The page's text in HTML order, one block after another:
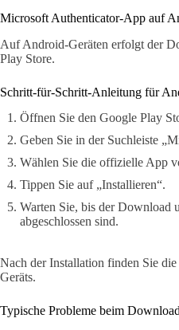
Microsoft Authenticator-App auf
Auf Android-Geräten erfolgt der
Play Store.
Schritt-für-Schritt-Anleitung für
Öffnen Sie den Google Play
Geben Sie in der Suchleiste
Wählen Sie die offizielle App
Tippen Sie auf „Installieren“.
Warten Sie, bis der Download
abgeschlossen sind.
Nach der Installation finden Sie
Geräts.
Typische Probleme beim